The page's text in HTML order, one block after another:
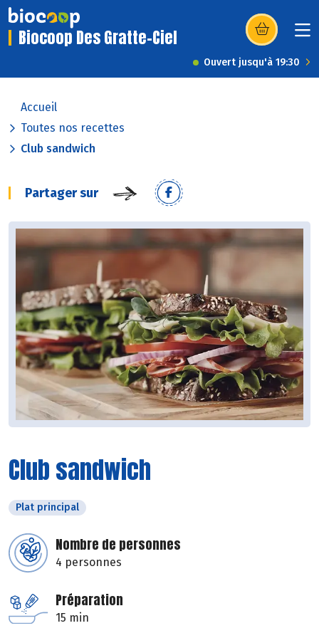
Biocoop Des Gratte-Ciel (s’ouvre dans
Ouvert jusqu'à 19:30
Accueil
Toutes nos recettes
Club sandwich
Partager sur
Club sandwich
Plat principal
Nombre de personnes
4 personnes
Préparation
15 min